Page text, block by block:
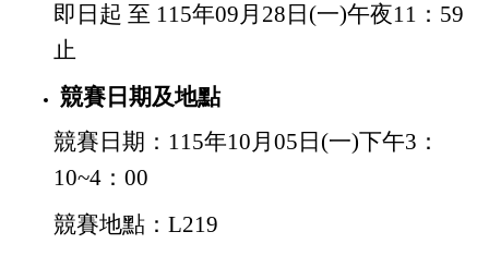
即日起 至 115年09月28日 (一)午夜11 ：59
止
競賽日期及地點
競賽日期： 115年10月05日 (一)下午3：
10~4： 00
競賽地點：L219